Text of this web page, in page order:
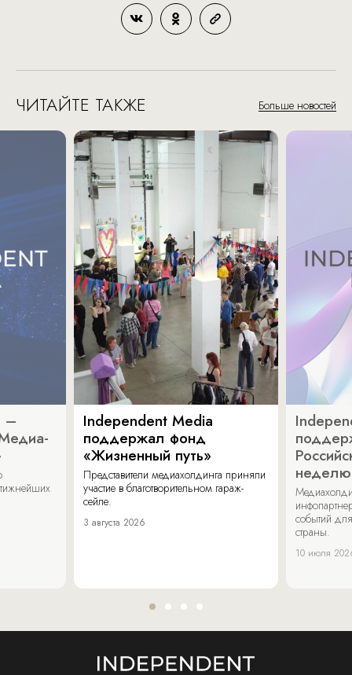
ЧИТАЙТЕ ТАКЖЕ Больше новостей
–
Independent Media
поддержал фонд
«Жизненный путь»
Представители медиахолдинга приняли
участие в благотворительном гараж-
сейле.
3 августа 2026
неделю
событий
страны.
10 июля